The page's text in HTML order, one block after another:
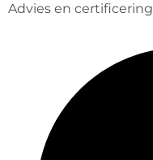
Advies en certificering